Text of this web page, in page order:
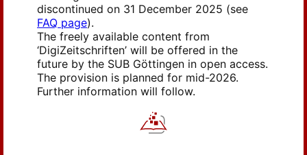
discontinued on 31 December 2025 (see
FAQ page).
The freely available content from
‘DigiZeitschriften’ will be offered in the
future by the SUB Göttingen in open access.
The provision is planned for mid-2026.
Further information will follow.